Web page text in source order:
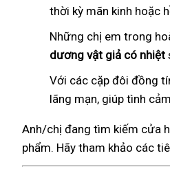
thời kỳ mãn kinh hoặc
Những chị em trong
dương vật giả có nhiệt
Với các cặp đôi đồng
lãng mạn, giúp tình
Anh/chị đang tìm kiếm cửa
phẩm. Hãy tham khảo các